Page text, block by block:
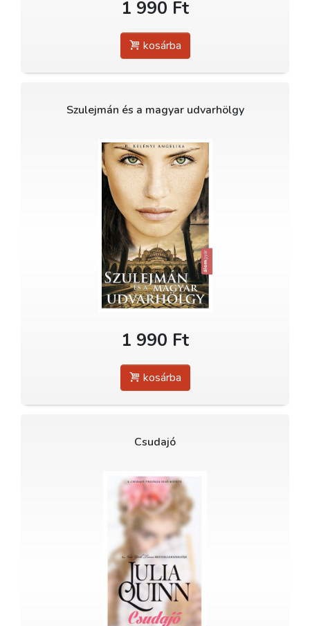
1 990 Ft
kosárba
Szulejmán és a magyar udvarhölgy
1 990 Ft
kosárba
Csudajó